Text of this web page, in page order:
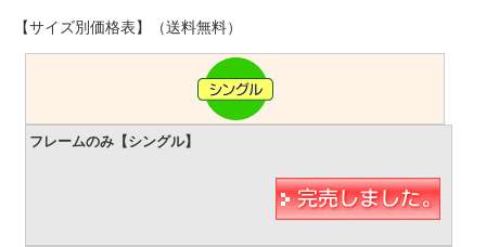
【サイズ別価格表】（送料無料）